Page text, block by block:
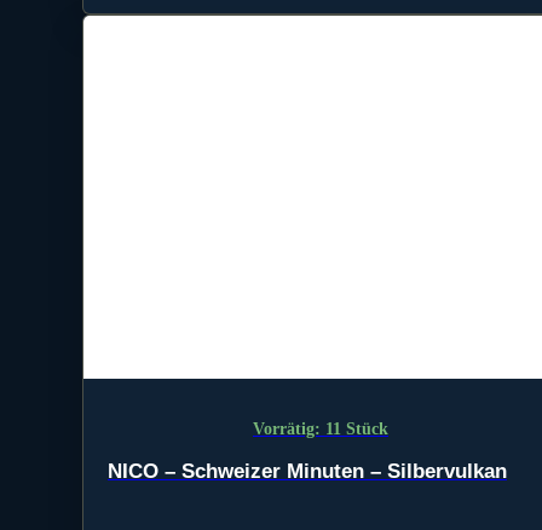
Vorrätig: 11 Stück
NICO – Schweizer Minuten – Silbervulkan